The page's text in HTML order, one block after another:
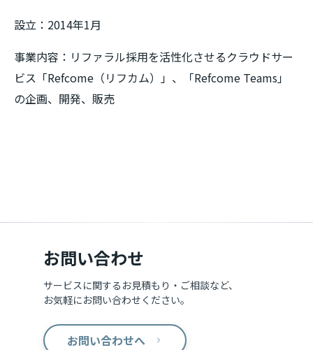
設立：2014年1月
事業内容：リファラル採用を活性化させるクラウドサー
ビス「Refcome（リフカム）」、「Refcome Teams」
の企画、開発、販売
お問い合わせ
サービスに関するお見積もり・ご相談など、
お気軽にお問い合わせください。
お問い合わせへ